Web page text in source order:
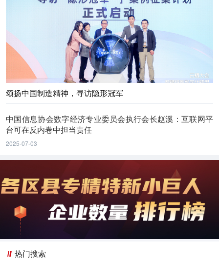
颂扬中国制造精神，寻访隐形冠军
中国信息协会数字经济专业委员会执行会长赵溪：互联网平
台可在反内卷中担当责任
2025-07-03
热门搜索